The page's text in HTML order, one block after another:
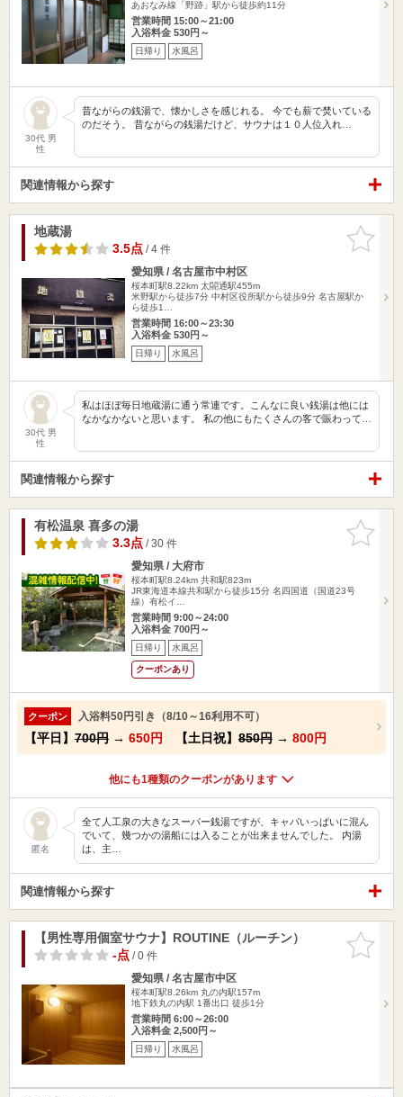
あおなみ線「野跡」駅から徒歩約11分
営業時間 15:00～21:00
入浴料金 530円～
日帰り 水風呂
30代 男
性
昔ながらの銭湯で、懐かしさを感じれる。 今でも薪で焚いている
のだそう。 昔ながらの銭湯だけど、サウナは１０人位入れ…
関連情報から探す
お気に入
りに追加
地蔵湯
3.5点/ 4 件
愛知県 / 名古屋市中村区
桜本町駅8.22km 太閤通駅455m
米野駅から徒歩7分 中村区役所駅から徒歩9分 名古屋駅か
ら徒歩1…
営業時間 16:00～23:30
入浴料金 530円～
日帰り 水風呂
30代 男
性
私はほぼ毎日地蔵湯に通う常連です。こんなに良い銭湯は他には
なかなかないと思います。 私の他にもたくさんの客で賑わって…
関連情報から探す
お気に入
りに追加
有松温泉 喜多の湯
3.3点/ 30 件
愛知県 / 大府市
桜本町駅8.24km 共和駅823m
JR東海道本線共和駅から徒歩15分 名四国道（国道23号
線）有松イ…
営業時間 9:00～24:00
入浴料金 700円～
日帰り 水風呂
クーポンあり
クーポン 入浴料50円引き（8/10～16利用不可）
【平日】 700円 → 650円 【土日祝】 850円 → 800円
他にも1種類のクーポンがあります
匿名
全て人工泉の大きなスーパー銭湯ですが、キャパいっぱいに混ん
でいて、幾つかの湯船には入ることが出来ませんでした。 内湯
は、主…
関連情報から探す
お気に入
りに追加
【男性専用個室サウナ】ROUTINE（ルーチン）
-点/ 0 件
愛知県 / 名古屋市中区
桜本町駅8.26km 丸の内駅157m
地下鉄丸の内駅 1番出口 徒歩1分
営業時間 6:00～26:00
入浴料金 2,500円～
日帰り 水風呂